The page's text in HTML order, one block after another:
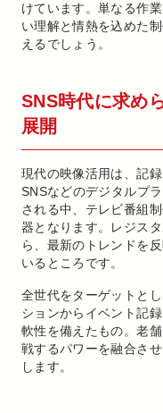
けています。単なる作
い理解と情熱を込めた
えるでしょう。
SNS時代に求め
展開
現代の映像活用は、記
SNSなどのデジタルプ
される中、テレビ番組
器となります。レジス
ら、最新のトレンドを
いるところです。
全世代をターゲットと
ションからイベント記
軟性を備えたもの。老
戦するパワーを融合さ
します。